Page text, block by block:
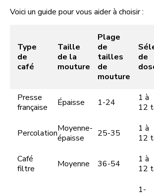
Voici un guide pour vous aider à choisir :
Type
de
café
Taille
de la
mouture
Plage
de
tailles
de
mouture
de
Presse
française
Épaisse 1-24
1 à
12
PercolationMoyenne-
épaisse
25-35
1 à
12
Café
filtre
Moyenne 36-54
1 à
12
1-